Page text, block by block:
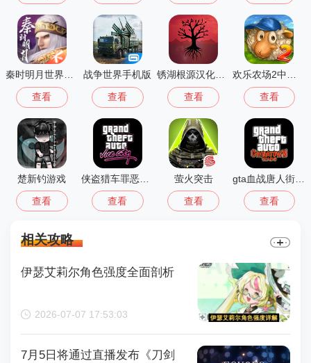
秦时明月世界测试服
查看
战争世界手机版
查看
锈湖根源汉化版 3.1.5
查看
欢乐农场2中文版
查看
楚新钓游戏
查看 查看
萤火突击
查看 查看
相关攻略
伊瑟艾莉尔角色强度全面剖析
2026-07-07 17:53:03
7月5日将通过直播发布《刀剑